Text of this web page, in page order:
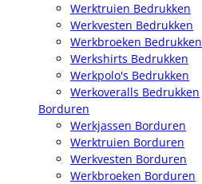
Werktruien Bedrukken
Werkvesten Bedrukken
Werkbroeken Bedrukken
Werkshirts Bedrukken
Werkpolo's Bedrukken
Werkoveralls Bedrukken
Borduren
Werkjassen Borduren
Werktruien Borduren
Werkvesten Borduren
Werkbroeken Borduren